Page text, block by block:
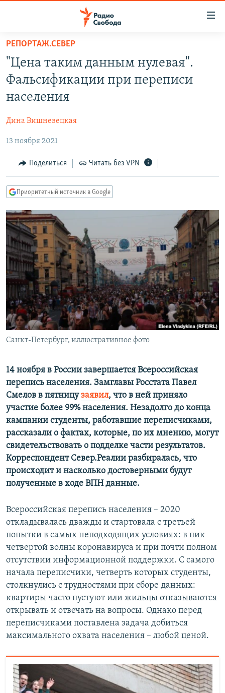
упрощенного
доступа
Вернуться
основному
Вернутся
навигации
Вернутся
поиску
ПРОГРАММЫ
ПОДКАСТЫ
АВТОРСКИЕ ПРОЕКТЫ
МНЕНИЯ
КУЛЬТУРА
IDEL.РЕАЛИИ
СЕВЕР.РЕАЛИИ
СИБИРЬ.РЕАЛИИ
РАСПИСАНИЕ ВЕЩАНИЯ
ПОДПИШИТЕСЬ НА РАССЫЛКУ
СОЦИАЛЬНЫЕ СЕТИ
РЕПОРТАЖ.СЕВЕР
"Цена таким данным нулевая".
Фальсификации при переписи
населения
Дина Вишневецкая
13 ноября 2021
Поделиться Читать без VPN
Приоритетный источник в Google
Санкт-Петербург, иллюстративное фото
14 ноября в России завершается Всероссийская
перепись населения. Замглавы Росстата Павел
Смелов в пятницузаявил, что в ней приняло
участие более 99% населения. Незадолго до конца
кампании студенты, работавшие переписчиками,
рассказали о фактах, которые, по их мнению, могут
свидетельствовать о подделке части результатов.
Корреспондент Север.Реалии разбиралась, что
происходит и насколько достоверными будут
полученные в ходе ВПН данные.
Всероссийская перепись населения – 2020
откладывалась дважды и стартовала с третьей
попытки в самых неподходящих условиях: в пик
четвертой волны коронавируса и при почти полном
отсутствии информационной поддержки. С самого
начала переписчики, четверть которых студенты,
столкнулись с трудностями при сборе данных:
квартиры часто пустуют или жильцы отказываются
открывать и отвечать на вопросы. Однако перед
переписчиками поставлена задача добиться
максимального охвата населения – любой ценой.